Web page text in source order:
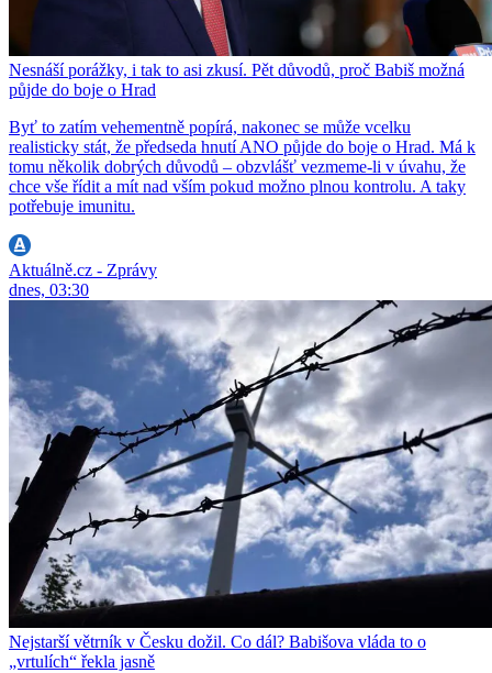
Nesnáší porážky, i tak to asi zkusí. Pět důvodů, proč Babiš možná
půjde do boje o Hrad
Byť to zatím vehementně popírá, nakonec se může vcelku
realisticky stát, že předseda hnutí ANO půjde do boje o Hrad. Má k
tomu několik dobrých důvodů – obzvlášť vezmeme-li v úvahu, že
chce vše řídit a mít nad vším pokud možno plnou kontrolu. A taky
potřebuje imunitu.
Aktuálně.cz - Zprávy
dnes, 03:30
Nejstarší větrník v Česku dožil. Co dál? Babišova vláda to o
„vrtulích“ řekla jasně